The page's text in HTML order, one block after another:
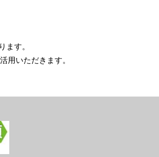
ます。
用いただきます。